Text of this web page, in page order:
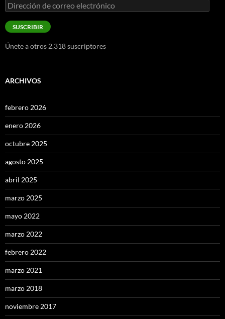
Dirección
de
correo
electrónico
SUSCRIBIR
Únete a otros 2.318 suscriptores
ARCHIVOS
febrero 2026
enero 2026
octubre 2025
agosto 2025
abril 2025
marzo 2025
mayo 2022
marzo 2022
febrero 2022
marzo 2021
marzo 2018
noviembre 2017